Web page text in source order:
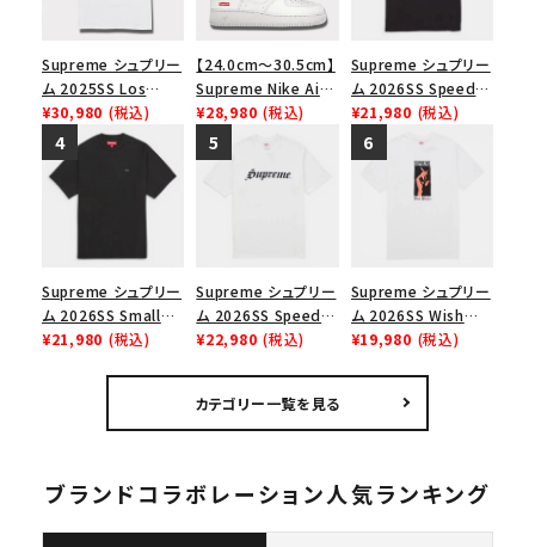
Supreme シュプリー
ム 2025SS Los
Angeles Fire Relief
Box Logo Tee ファ
イヤーリリーフボック
スロゴTシャツ ホワ
イト 白
¥30,980 (税込)
【24.0cm～30.5cm】
Supreme Nike Air
Force 1 Low シュプ
リーム ナイキエアフォ
ース１スニーカー シ
ューズ ホワイト
¥28,980 (税込)
Supreme シュプリー
ム 2026SS Speed
Tee スピードTシャツ
ブラック
¥21,980 (税込)
Supreme シュプリー
ム 2026SS Small
Box Tee スモールボ
¥21,980 (税込)
Supreme シュプリー
ム 2026SS Speed
Tee スピードTシャツ
¥22,980 (税込)
Supreme シュプリー
ム 2026SS Wish
Tee ウィッシュTシ
¥19,980 (税込)
カテゴリー一覧を見る
ブランドコラボレーション人気ランキング